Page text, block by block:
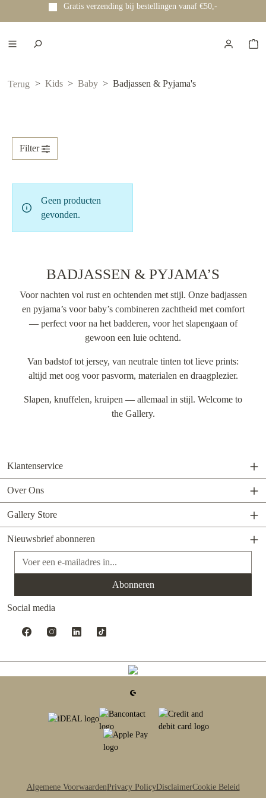
hoofdinhoud
Gratis verzending bij bestellingen vanaf €50,-
Terug Kids Baby Badjassen & Pyjama's
Filter
Geen producten
gevonden.
BADJASSEN & PYJAMA’S
Voor nachten vol rust en ochtenden met stijl. Onze badjassen
en pyjama’s voor baby’s combineren zachtheid met comfort
— perfect voor na het badderen, voor het slapengaan of
gewoon een luie ochtend.
Van badstof tot jersey, van neutrale tinten tot lieve prints:
altijd met oog voor pasvorm, materialen en draagplezier.
Slapen, knuffelen, kruipen — allemaal in stijl. Welcome to
the Gallery.
Klantenservice
Over Ons
Gallery Store
Nieuwsbrief abonneren
E-mailadres*
Abonneren
Social media
Algemene VoorwaardenPrivacy PolicyDisclaimerCookie Beleid